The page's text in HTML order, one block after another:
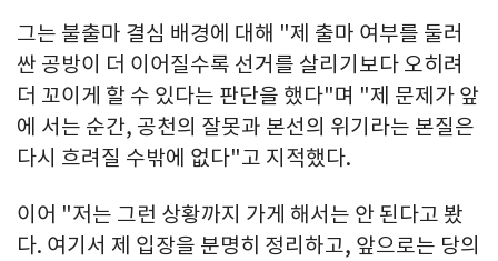
그는 불출마 결심 배경에 대해 "제 출마 여부를 둘러
싼 공방이 더 이어질수록 선거를 살리기보다 오히려
더 꼬이게 할 수 있다는 판단을 했다"며 "제 문제가 앞
에 서는 순간, 공천의 잘못과 본선의 위기라는 본질은
다시 흐려질 수밖에 없다"고 지적했다.
이어 "저는 그런 상황까지 가게 해서는 안 된다고 봤
다. 여기서 제 입장을 분명히 정리하고, 앞으로는 당의